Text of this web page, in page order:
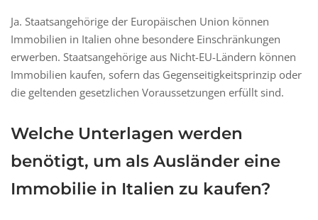
Ja. Staatsangehörige der Europäischen Union können
Immobilien in Italien ohne besondere Einschränkungen
erwerben. Staatsangehörige aus Nicht-EU-Ländern können
Immobilien kaufen, sofern das Gegenseitigkeitsprinzip oder
die geltenden gesetzlichen Voraussetzungen erfüllt sind.
Welche Unterlagen werden
benötigt, um als Ausländer eine
Immobilie in Italien zu kaufen?